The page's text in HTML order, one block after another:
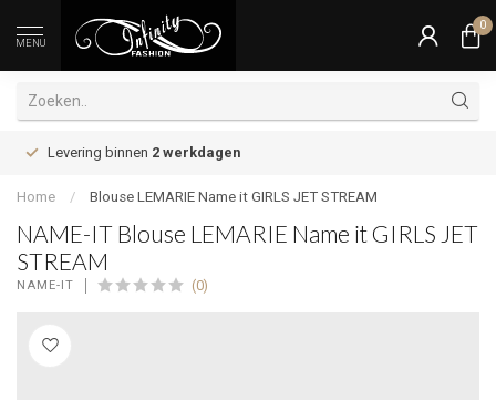
MENU
0
Levering binnen 2 werkdagen
Home / Blouse LEMARIE Name it GIRLS JET STREAM
NAME-IT Blouse LEMARIE Name it GIRLS JET
STREAM
NAME-IT (0)